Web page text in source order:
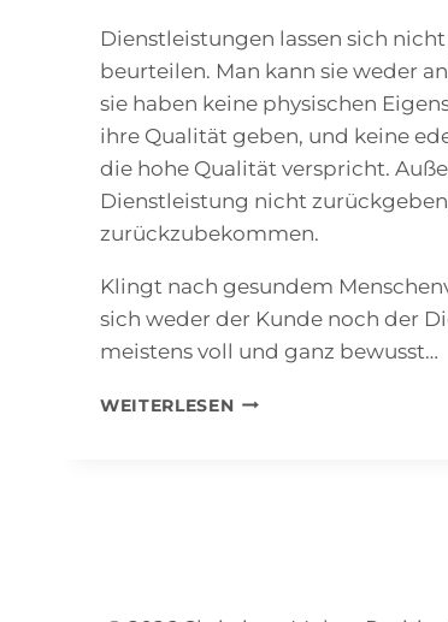
Dienstleistungen lassen sich
beurteilen. Man kann sie weder
sie haben keine physischen
ihre Qualität geben, und keine
die hohe Qualität verspricht.
Dienstleistung nicht
zurückzubekommen.
Klingt nach gesundem
sich weder der Kunde noch der
meistens voll und ganz bewusst…
WEITERLESENCOACHING